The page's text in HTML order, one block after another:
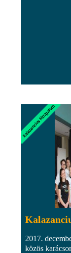
2017.
közös